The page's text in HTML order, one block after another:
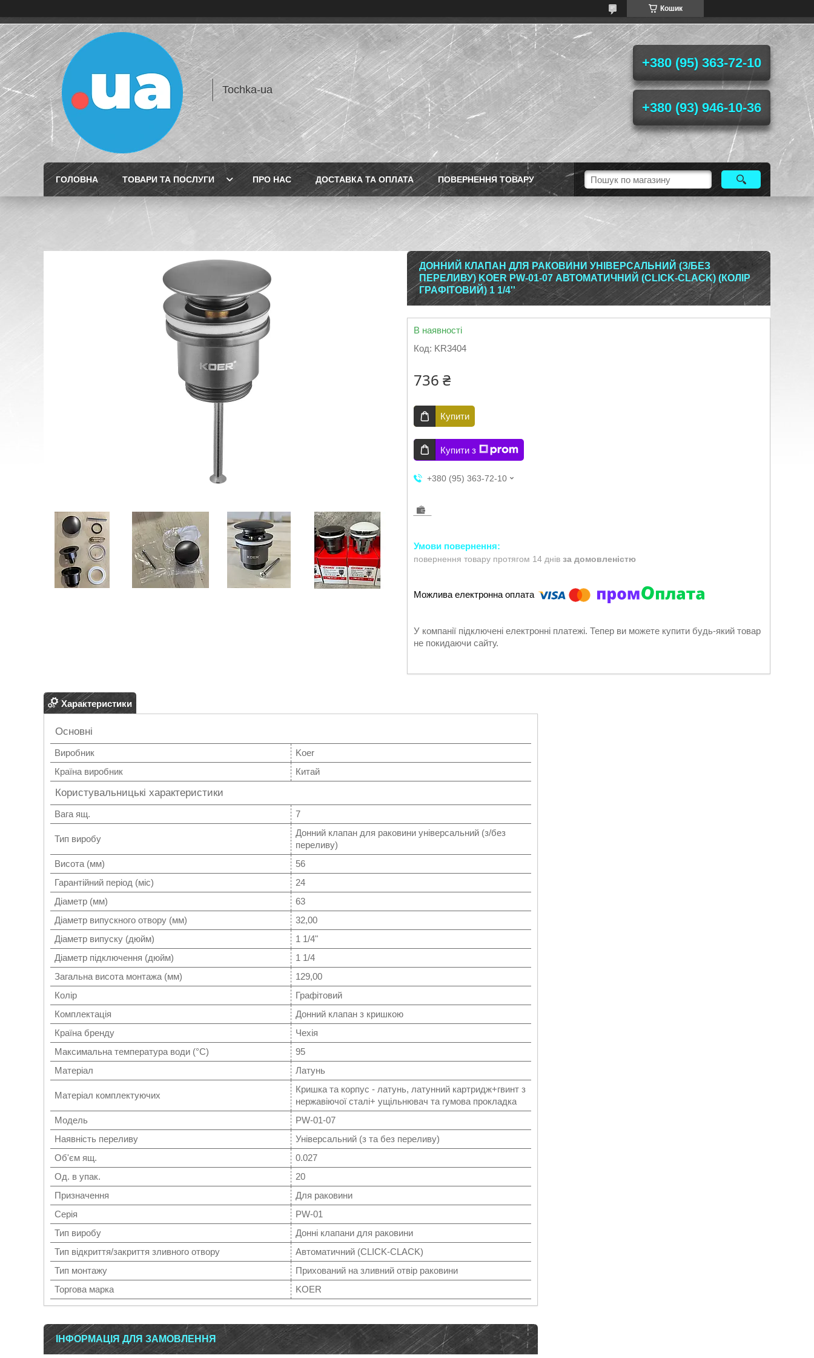
Кошик
Tochka-ua
+380 (95) 363-72-10
+380 (93) 946-10-36
ГОЛОВНА ТОВАРИ ТА ПОСЛУГИ ПРО НАС ДОСТАВКА ТА ОПЛАТА ПОВЕРНЕННЯ ТОВАРУ
ДОННИЙ КЛАПАН ДЛЯ РАКОВИНИ УНІВЕРСАЛЬНИЙ (З/БЕЗ
ПЕРЕЛИВУ) KOER PW-01-07 АВТОМАТИЧНИЙ (CLICK-CLACK) (КОЛІР
ГРАФІТОВИЙ) 1 1/4''
В наявності
Код: KR3404
736 ₴
Купити
Купити з
+380 (95) 363-72-10
повернення товару протягом 14 днів за домовленістю
У компанії підключені електронні платежі. Тепер ви можете купити будь-який товар
не покидаючи сайту.
Характеристики
Основні
Виробник
Koer
Країна виробник
Китай
Користувальницькі характеристики
Вага ящ. 7
Тип виробу
Донний клапан для раковини універсальний (з/без
переливу)
Висота (мм)
56
Гарантійний період (міс)
24
Діаметр (мм)
63
Діаметр випускного отвору (мм)
32,00
Діаметр випуску (дюйм)
1 1/4"
Діаметр підключення (дюйм)
1 1/4
Загальна висота монтажа (мм)
129,00
Колір
Графітовий
Комплектація
Донний клапан з кришкою
Країна бренду
Чехія
Максимальна температура води (°C)
95
Матеріал
Латунь
Матеріал комплектуючих
Кришка та корпус - латунь, латунний картридж+гвинт з
нержавіючої сталі+ ущільнювач та гумова прокладка
Мoдель
PW-01-07
Наявність переливу
Універсальний (з та без переливу)
Об'єм ящ.
0.027
Од. в упак.
20
Призначення
Для раковини
Серія
PW-01
Тип виробу
Донні клапани для раковини
Тип відкриття/закриття зливного отвору
Автоматичний (СLICK-СLACK)
Тип монтажу
Прихований на зливний отвір раковини
Торгова марка
KOER
ІНФОРМАЦІЯ ДЛЯ ЗАМОВЛЕННЯ